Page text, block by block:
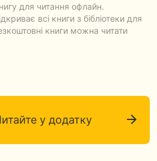
для читання офлайн.
всі книги з бібліотеки для
книги можна читати
у додатку